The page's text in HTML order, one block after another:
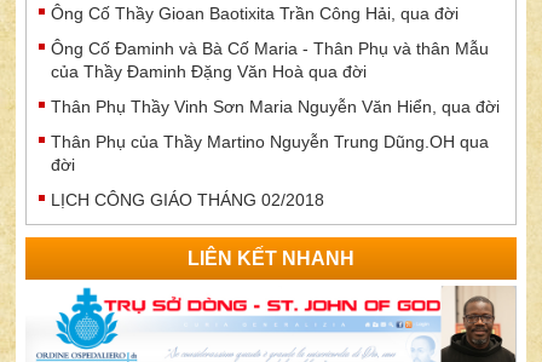
Ông Cố Thầy Gioan Baotixita Trần Công Hải, qua đời
Ông Cố Đaminh và Bà Cố Maria - Thân Phụ và thân Mẫu
của Thầy Đaminh Đặng Văn Hoà qua đời
Thân Phụ Thầy Vinh Sơn Maria Nguyễn Văn Hiển, qua đời
Thân Phụ của Thầy Martino Nguyễn Trung Dũng.OH qua
đời
LỊCH CÔNG GIÁO THÁNG 02/2018
LIÊN KẾT NHANH